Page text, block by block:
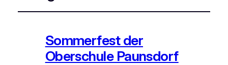
Sommerfest der
Oberschule Paunsdorf